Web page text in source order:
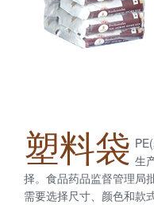
塑料袋 生
择。食品药品监督管理局
需要选择尺寸、颜色和款式